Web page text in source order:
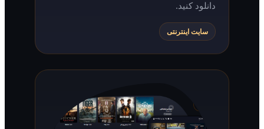
سایت اینترنتی